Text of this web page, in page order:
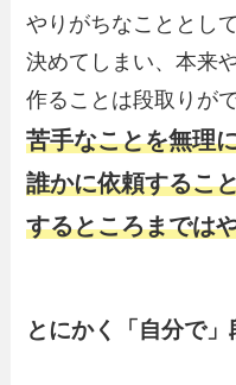
やりがちなこととし
決めてしまい、本来
作ることは段取りが
苦手なことを無理
誰かに依頼するこ
するところまでは
とにかく「自分で